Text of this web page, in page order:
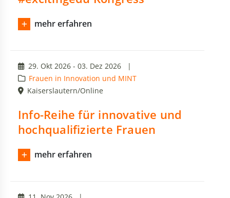
mehr erfahren
29. Okt 2026 - 03. Dez 2026
|
Frauen in Innovation und MINT
Kaiserslautern/Online
Info-Reihe für innovative und
hochqualifizierte Frauen
mehr erfahren